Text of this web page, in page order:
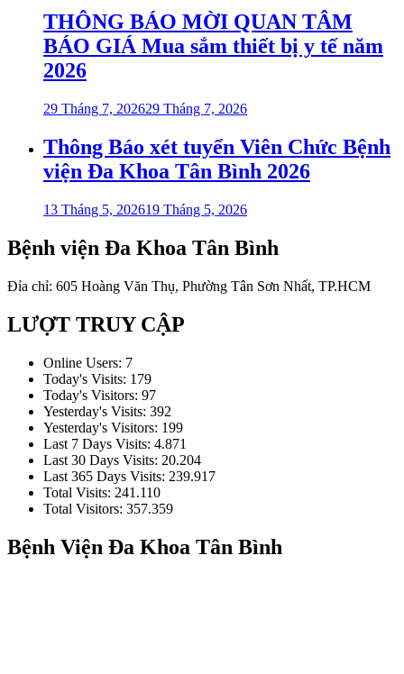
THÔNG BÁO MỜI QUAN TÂM
BÁO GIÁ Mua sắm thiết bị y tế năm
2026
29 Tháng 7, 202629 Tháng 7, 2026
Thông Báo xét tuyển Viên Chức Bệnh
viện Đa Khoa Tân Bình 2026
13 Tháng 5, 202619 Tháng 5, 2026
Bệnh viện Đa Khoa Tân Bình
Đỉa chỉ: 605 Hoàng Văn Thụ, Phường Tân Sơn Nhất, TP.HCM
LƯỢT TRUY CẬP
Online Users: 7
Today's Visits: 179
Today's Visitors: 97
Yesterday's Visits: 392
Yesterday's Visitors: 199
Last 7 Days Visits: 4.871
Last 30 Days Visits: 20.204
Last 365 Days Visits: 239.917
Total Visits: 241.110
Total Visitors: 357.359
Bệnh Viện Đa Khoa Tân Bình